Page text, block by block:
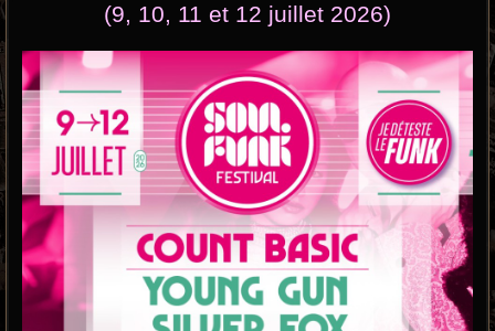
(9, 10, 11 et 12 juillet 2026)